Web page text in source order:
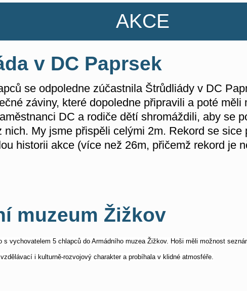
AKCE
v DC Paprsek
se odpoledne zúčastnila Štrůdliády v DC
záviny, které dopoledne připravili a poté
DC a rodiče dětí shromáždili, aby se
nich. My jsme přispěli celými 2m. Rekord se
historii akce (více než 26m, přičemž rekord je
muzeum Žižkov
s vychovatelem 5 chlapců do Armádního muzea Žižkov. Hoši měli možnost
i kulturně-rozvojový charakter a probíhala v klidné atmosféře.